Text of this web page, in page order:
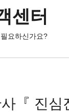
센터
요하신가요?
『 진